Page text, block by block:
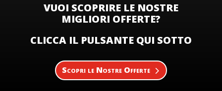
VUOI SCOPRIRE LE NOSTRE
MIGLIORI OFFERTE?
CLICCA IL PULSANTE QUI SOTTO
Scopri le Nostre Offerte